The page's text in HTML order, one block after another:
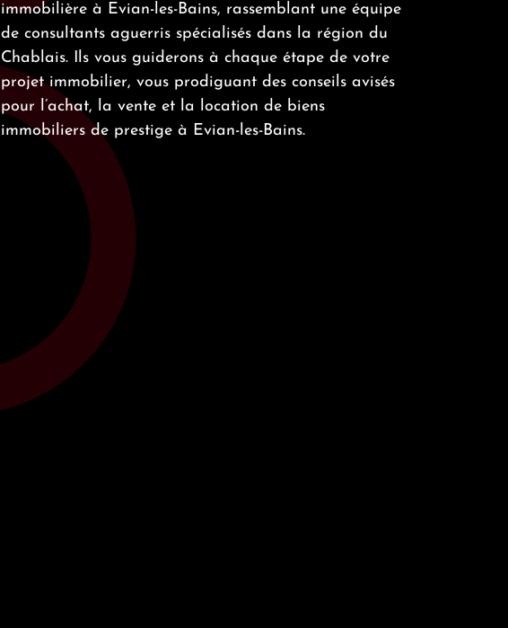
immobilière à Evian-les-Bains, rassemblant une équipe
de consultants aguerris spécialisés dans la région du
Chablais. Ils vous guiderons à chaque étape de votre
projet immobilier, vous prodiguant des conseils avisés
pour l’achat, la vente et la location de biens
immobiliers de prestige à Evian-les-Bains.